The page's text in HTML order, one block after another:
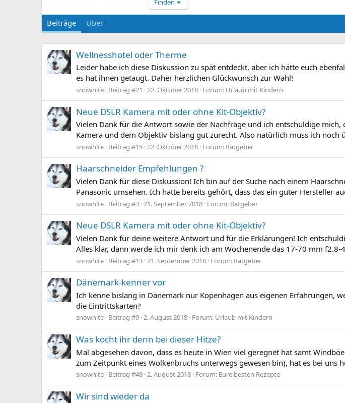
Finden
Beiträge Über
Wellnesshotel oder Therme
Leider habe ich diese Diskussion zu spät entdeckt, aber ich hätte euch
es hat ihnen getaugt. Daher herzlichen Glückwunsch zur Wahl!
snowhite Beitrag #21 22. Oktober 2018 Forum: Urlaub mit Kindern
Neue DSLR Kamera mit oder ohne Kit-Objektiv?
Vielen Dank für die Antwort sowie der Nachfrage und ich entschuldige
Kamera und dem Objektiv bislang gut zurecht. Also natürlich muss ich
snowhite Beitrag #15 22. Oktober 2018 Forum: Ratgeber
Haarschneider Empfehlungen ?
Vielen Dank für diese Diskussion! Ich bin auf der Suche nach einem
Panasonic umsehen. Ich hatte bereits gehört, dass das ein guter Hersteller
snowhite Beitrag #3 21. September 2018 Forum: Ratgeber
Neue DSLR Kamera mit oder ohne Kit-Objektiv?
Vielen Dank für deine weitere Antwort und für die Erklärungen! Ich
Alles klar, dann werde ich mir denk ich am Wochenende das 17-70 mm
snowhite Beitrag #13 21. September 2018 Forum: Ratgeber
Dänemark-kenner vor
Ich kenne bislang in Dänemark nur Kopenhagen aus eigenen Erfahrungen,
die Eintrittskarten?
snowhite Beitrag #9 2. August 2018 Forum: Urlaub mit Kindern
Was kocht ihr denn bei dieser Hitze?
Mal abgesehen davon, dass es heute in Wien viel geregnet hat samt
zum Zeitpunkt eines Wolkenbruchs unterwegs gewesen bin), hat es bei uns
snowhite Beitrag #48 2. August 2018 Forum: Eure besten Rezepte
Wir sind wieder da